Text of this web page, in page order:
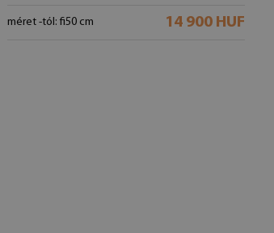
méret -tól: fi50 cm 14 900 HUF